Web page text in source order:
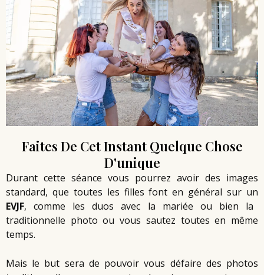
Faites De Cet Instant Quelque Chose
D'unique
Durant cette séance vous pourrez avoir des images
standard, que toutes les filles font en général sur un
EVJF, comme les duos avec la mariée ou bien la
traditionnelle photo ou vous sautez toutes en même
temps.
Mais le but sera de pouvoir vous défaire des photos